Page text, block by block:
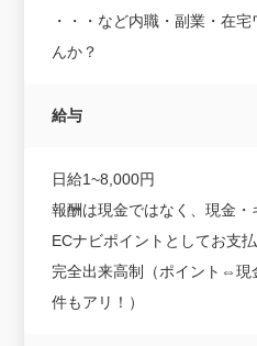
・・・など内職・副業・在
んか？
給与
日給1~8,000円
報酬は現金ではなく、現金
ECナビポイントとしてお支払
完全出来高制（ポイント⇔現
件もアリ！）